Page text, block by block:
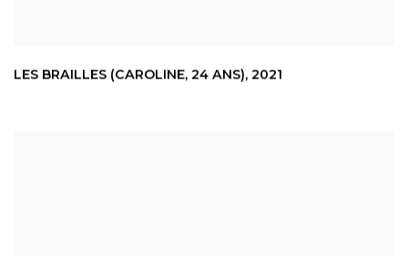
LES BRAILLES (CAROLINE, 24 ANS), 2021